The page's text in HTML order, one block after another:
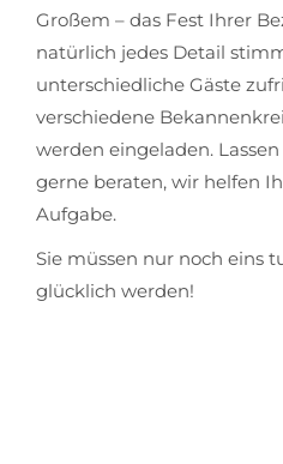
Großem – das Fest Ihrer
natürlich jedes Detail
unterschiedliche Gäste
verschiedene
werden eingeladen.
gerne beraten, wir helfen
Aufgabe.
Sie müssen nur noch eins
glücklich werden!